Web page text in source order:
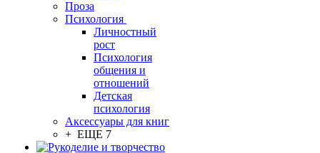
Проза
Психология
Личностный
рост
Психология
общения и
отношений
Детская
психология
Аксессуары для книг
+ ЕЩЕ 7